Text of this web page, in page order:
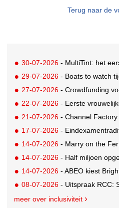
Terug naar de
30-07-2026 - MultiTint: het eerste Nederlandse
29-07-2026 - Boats to watch
27-07-2026 - Crowdfunding voor Muk
22-07-2026 - Eerste vrouwelijke winnaar ooit
21-07-2026 - Channel Factory stelt
17-07-2026 - Eindexamentraditie krijgt
14-07-2026 - Marry on the Ferry: LGBTQ+-koppels krijgen de kans
14-07-2026 - Half miljoen opgehaald voor
14-07-2026 - ABEO kiest Brightlands voor
08-07-2026 - Uitspraak RCC:
meer over inclusiviteit